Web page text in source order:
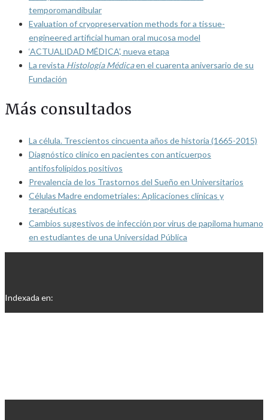
temporomandibular
Evaluation of cryopreservation methods for a tissue-
engineered artificial human oral mucosa model
‘ACTUALIDAD MÉDICA’, nueva etapa
La revista Histología Médicaen el cuarenta aniversario de su
Fundación
Más consultados
La célula. Trescientos cincuenta años de historia (1665-2015)
Diagnóstico clínico en pacientes con anticuerpos
antifosfolípidos positivos
Prevalencia de los Trastornos del Sueño en Universitarios
Células Madre endometriales: Aplicaciones clínicas y
terapéuticas
Cambios sugestivos de infección por virus de papiloma humano
en estudiantes de una Universidad Pública
Indexada en: